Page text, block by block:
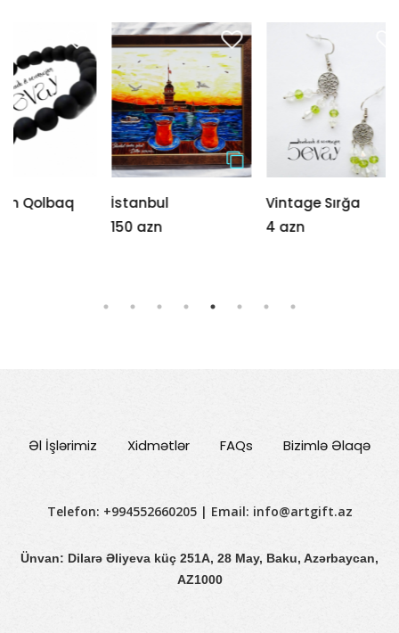
İstanbul
Vintage Sırğa
Şərq
məxməri
Əl İşlərimiz Xidmətlər FAQs Bizimlə Əlaqə
Telefon: +994552660205 | Email: info@artgift.az
Ünvan: Dilarə Əliyeva küç 251A, 28 May, Baku, Azərbaycan,
AZ1000